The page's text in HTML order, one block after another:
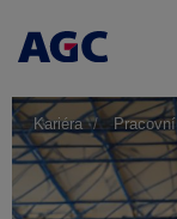
Kariéra